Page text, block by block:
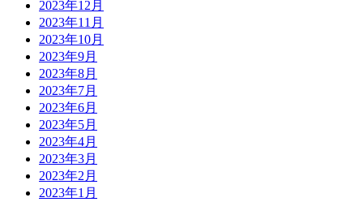
2023年12月
2023年11月
2023年10月
2023年9月
2023年8月
2023年7月
2023年6月
2023年5月
2023年4月
2023年3月
2023年2月
2023年1月